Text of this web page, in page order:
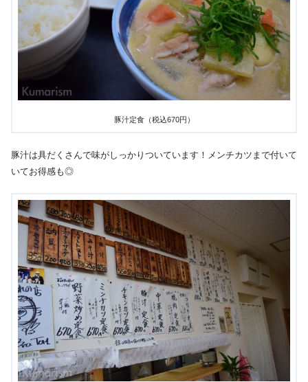
豚汁定食（税込670円）
豚汁は具だくさんで味がしっかりついています！メンチカツまで付いて
いてお得感も◎